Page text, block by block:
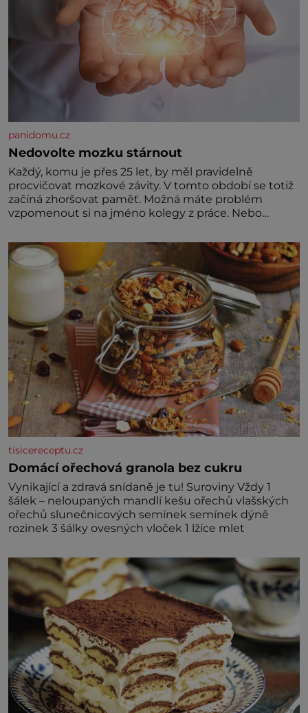
panidomu.cz
Nedovolte mozku stárnout
Každý, komu je přes 25 let, by měl pravidelně
procvičovat mozkové závity. V tomto období se totiž
začíná zhoršovat paměť. Možná máte problém
vzpomenout si na jméno kolegy z práce. Nebo
nedávno přečetli. Je to opravdu tak, s věkem jako
kdyby se paměť rozhodla stávkovat. Cvičte
tisicereceptu.cz
Domácí ořechová granola bez cukru
Vynikající a zdravá snídaně je tu! Suroviny Vždy 1
šálek – neloupaných mandlí kešu ořechů vlašských
ořechů slunečnicových semínek semínek dýně
rozinek 3 šálky ovesných vloček 1 lžíce mlet